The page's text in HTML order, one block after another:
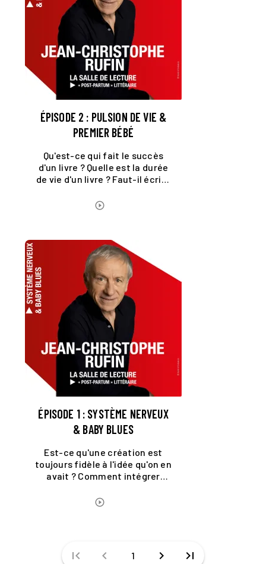
ÉPISODE 2 : PULSION DE VIE &
PREMIER BÉBÉ
Qu'est-ce qui fait le succès
d'un livre ? Quelle est la durée
de vie d'un livre ? Faut-il écrire
play_circle_outline
ÉPISODE 1 : SYSTÈME NERVEUX
& BABY BLUES
Est-ce qu'une création est
toujours fidèle à l'idée qu'on en
avait ? Comment intégrer
vie ? De l'importance de la
play_circle_outline
first_page chevron_left 1 chevron_right last_page